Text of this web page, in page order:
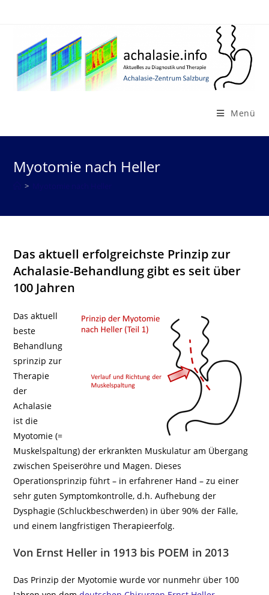
Menü
Myotomie nach Heller
>
Das aktuell erfolgreichste Prinzip zur
Achalasie-Behandlung gibt es seit über
100 Jahren
Das aktuell
beste
Behandlung
sprinzip zur
Therapie
der
Achalasie
ist die
Myotomie (=
Muskelspaltung) der erkrankten Muskulatur am Übergang
zwischen Speiseröhre und Magen. Dieses
Operationsprinzip führt – in erfahrener Hand – zu einer
sehr guten Symptomkontrolle, d.h. Aufhebung der
Dysphagie (Schluckbeschwerden) in über 90% der Fälle,
und einem langfristigen Therapieerfolg.
Von Ernst Heller in 1913 bis POEM in 2013
Das Prinzip der Myotomie wurde vor nunmehr über 100